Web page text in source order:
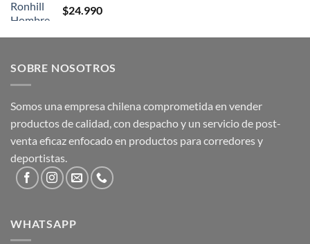
$24.990
SOBRE NOSOTROS
Somos una empresa chilena comprometida en vender
productos de calidad, con despacho y un servicio de post-
venta eficaz enfocado en productos para corredores y
deportistas.
WHATSAPP